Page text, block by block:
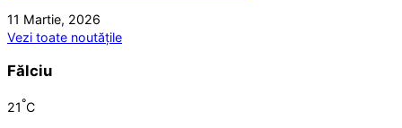
11 Martie, 2026
Vezi toate noutățile
Fălciu
21°C